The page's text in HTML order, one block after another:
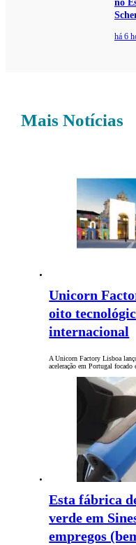
no
há 6
Mais Notícias
Unicorn
oito
internacional
A Unicorn Factory Lisboa
aceleração em Portugal
Esta fábrica
verde em
empregos